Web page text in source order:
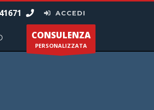
ACCEDI
CONSULENZA
PERSONALIZZATA